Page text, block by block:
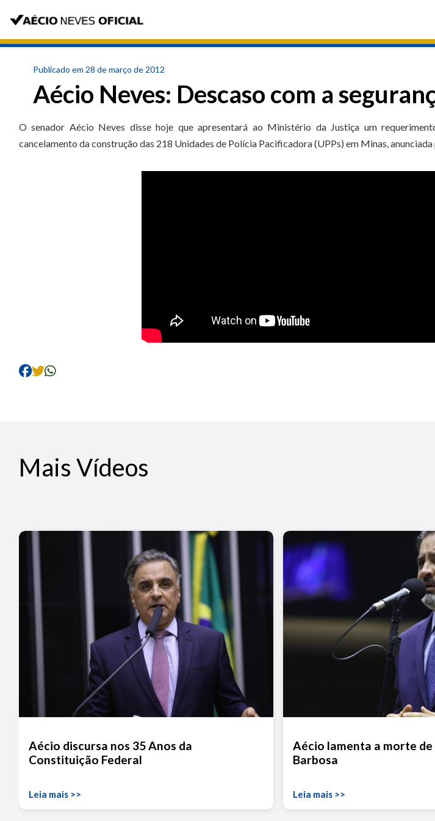
Publicado em 28 de março de 2012
Aécio Neves: Descaso com a
O senador Aécio Neves disse hoje que apresentará ao Ministério da Justiça um
cancelamento da construção das 218 Unidades de Polícia Pacificadora (UPPs) em Minas,
Mais Vídeos
Aécio discursa nos 35 Anos da
Constituição Federal
Leia mais >>
Aécio lamenta a morte de
Barbosa
Leia mais >>